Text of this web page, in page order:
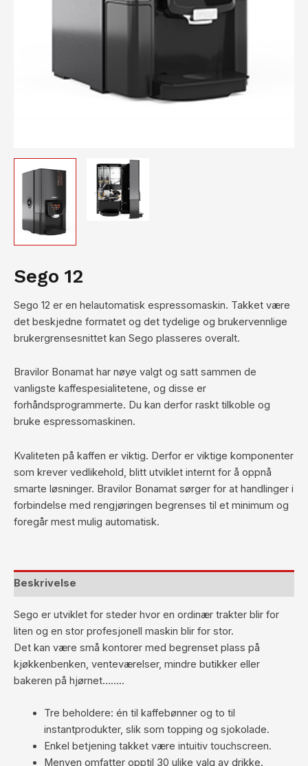
Sego 12
Sego 12 er en helautomatisk espressomaskin. Takket være
det beskjedne formatet og det tydelige og brukervennlige
brukergrensesnittet kan Sego plasseres overalt.
Bravilor Bonamat har nøye valgt og satt sammen de
vanligste kaffespesialitetene, og disse er
forhåndsprogrammerte. Du kan derfor raskt tilkoble og
bruke espressomaskinen.
Kvaliteten på kaffen er viktig. Derfor er viktige komponenter
som krever vedlikehold, blitt utviklet internt for å oppnå
smarte løsninger. Bravilor Bonamat sørger for at handlinger i
forbindelse med rengjøringen begrenses til et minimum og
foregår mest mulig automatisk.
Beskrivelse
Sego er utviklet for steder hvor en ordinær trakter blir for
liten og en stor profesjonell maskin blir for stor.
Det kan være små kontorer med begrenset plass på
kjøkkenbenken, venteværelser, mindre butikker eller
bakeren på hjørnet……..
Tre beholdere: én til kaffebønner og to til
instantprodukter, slik som topping og sjokolade.
Enkel betjening takket være intuitiv touchscreen.
Menyen omfatter opptil 30 ulike valg av drikke.